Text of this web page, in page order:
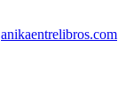
anikaentrelibros.com